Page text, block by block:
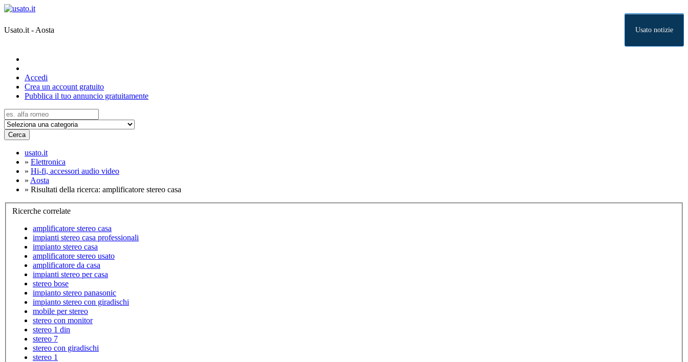
Usato.it - Aosta Usato notizie
Accedi
Crea un account gratuito
Pubblica il tuo annuncio gratuitamente
Cerca
usato.it
» Elettronica
» Hi-fi, accessori audio video
» Aosta
» Risultati della ricerca: amplificatore stereo casa
Ricerche correlate
amplificatore stereo casa
impianti stereo casa professionali
impianto stereo casa
amplificatore stereo usato
amplificatore da casa
impianti stereo per casa
stereo bose
impianto stereo panasonic
impianto stereo con giradischi
mobile per stereo
stereo con monitor
stereo 1 din
stereo 7
stereo con giradischi
stereo 1